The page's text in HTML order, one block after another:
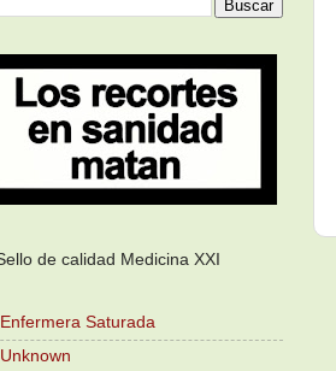
Enfermera Saturada
Unknown